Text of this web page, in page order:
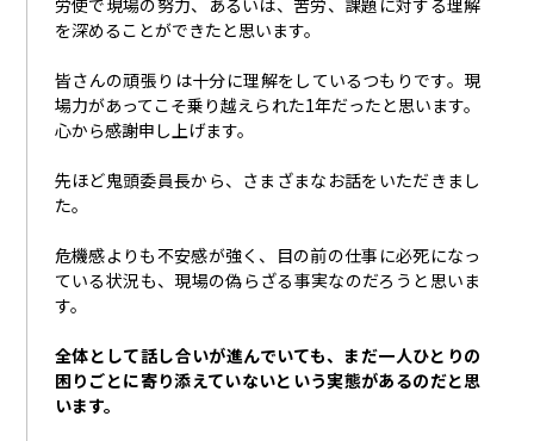
を深めることができたと思います。
皆さんの頑張りは十分に理解をしているつもりです。現
場力があってこそ乗り越えられた1年だったと思います。
心から感謝申し上げます。
先ほど鬼頭委員長から、さまざまなお話をいただきまし
た。
危機感よりも不安感が強く、目の前の仕事に必死になっ
ている状況も、現場の偽らざる事実なのだろうと思いま
す。
全体として話し合いが進んでいても、まだ一人ひとりの
困りごとに寄り添えていないという実態があるのだと思
います。